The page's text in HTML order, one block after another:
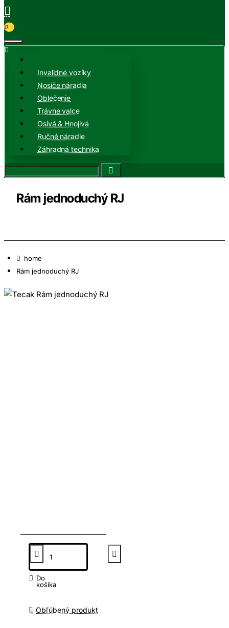
0
Invalidné vozíky
Nosiče náradia
Oblečenie
Trávne valce
Osivá & Hnojivá
Ručné náradie
Záhradná technika
Rám jednoduchý RJ
home
Rám jednoduchý RJ
Do
košíka
Obľúbený produkt